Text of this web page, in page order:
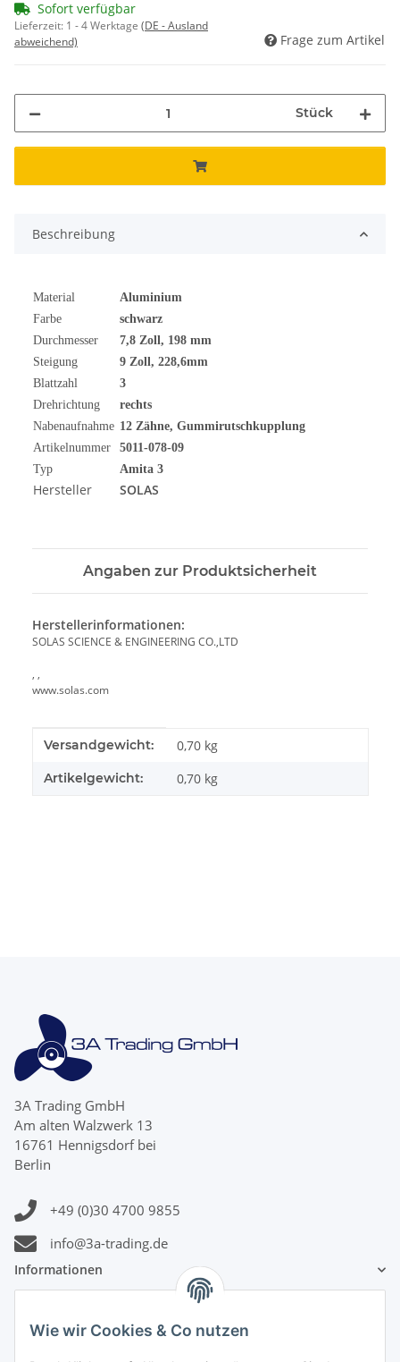
Wie wir Cookies & Co nutzen
Sofort verfügbar
Lieferzeit: 1 - 4 Werktage (DE - Ausland
abweichend)
Frage zum Artikel
Stück
Beschreibung
Material
Aluminium
Farbe
schwarz
Durchmesser
7,8 Zoll, 198 mm
Steigung
9 Zoll, 228,6mm
Blattzahl
3
Drehrichtung
rechts
Nabenaufnahme 12 Zähne, Gummirutschkupplung
Artikelnummer
5011-078-09
Typ
Amita 3
Hersteller SOLAS
Angaben zur Produktsicherheit
Herstellerinformationen:
SOLAS SCIENCE & ENGINEERING CO.,LTD
, ,
www.solas.com
Produkteigenschaft
Wert
Versandgewicht: 0,70 kg
Artikelgewicht: 0,70 kg
3A Trading GmbH
Am alten Walzwerk 13
16761 Hennigsdorf bei
Berlin
+49 (0)30 4700 9855
info@3a-trading.de
Informationen